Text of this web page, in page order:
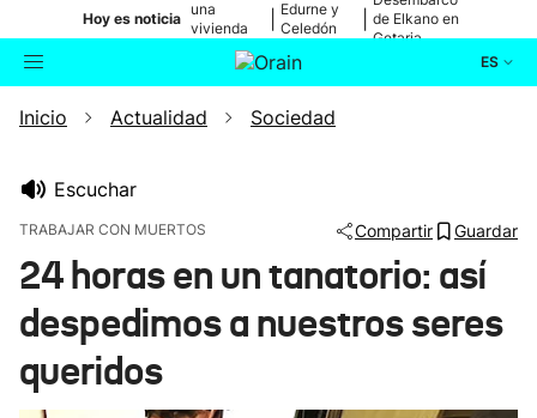
Hoy es noticia
una
vivienda
de Bilbao
Edurne y
Celedón
de Elkano en
Getaria
ES
Buscador Actualidad
Ikusmiran
Inicio Actualidad Sociedad
Escuchar
TRABAJAR CON MUERTOS Compartir Guardar
24 horas en un tanatorio: así
despedimos a nuestros seres
queridos